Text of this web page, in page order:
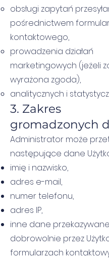
obsługi zapytań
pośrednictwem
kontaktowego,
prowadzenia działań
marketingowych (jeżeli
wyrażona zgoda),
analitycznych i
3. Zakres
gromadzonych
Administrator może
następujące dane
imię i nazwisko,
adres e-mail,
numer telefonu,
adres IP,
inne dane przekazywane
dobrowolnie przez
formularzach